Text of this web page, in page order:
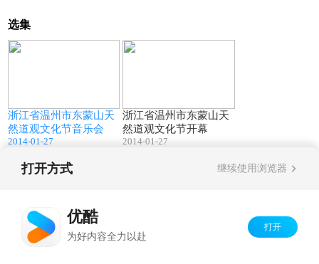
选集
浙江省温州市东蒙山天
然道观文化节音乐会
2014-01-27
浙江省温州市东蒙山天
然道观文化节开幕
2014-01-27
打开方式 继续使用浏览器
优酷
为好内容全力以赴
打开